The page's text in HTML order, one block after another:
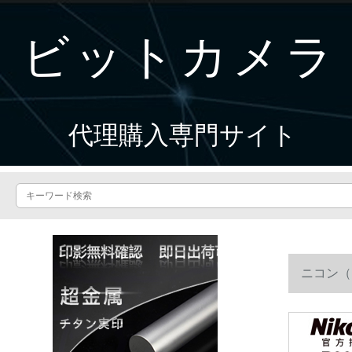
ビットカメラ
代理購入専門サイト
ニコン